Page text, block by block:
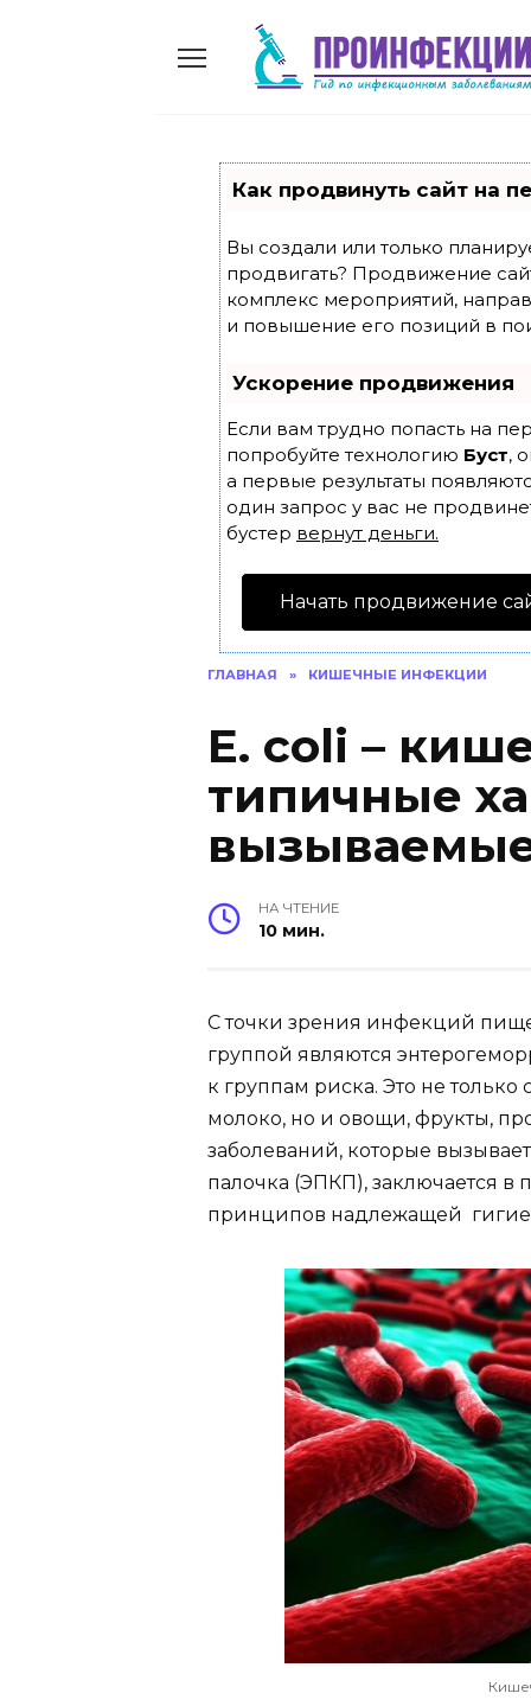
Как продвинуть сайт на
Вы создали или только
продвигать? Продвижение
комплекс мероприятий,
и повышение его позиций в
Ускорение продвижения
Если вам трудно попасть на
попробуйте технологию Буст,
а первые результаты
один запрос у вас не
бустер вернут деньги.
Начать продвижение
ГЛАВНАЯ » КИШЕЧНЫЕ ИНФЕКЦИИ
Е. coli –
типичные
НА ЧТЕНИЕ
10 мин.
С точки зрения инфекций
группой являются
к группам риска. Это не
молоко, но и овощи, фрукты,
заболеваний, которые
палочка (ЭПКП), заключается
принципов надлежащей